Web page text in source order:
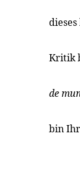
Kritik
de
bin Ihr